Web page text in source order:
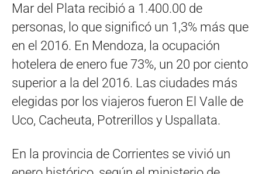
Mar del Plata recibió a 1.400.00 de
personas, lo que significó un 1,3% más que
en el 2016. En Mendoza, la ocupación
hotelera de enero fue 73%, un 20 por ciento
superior a la del 2016. Las ciudades más
elegidas por los viajeros fueron El Valle de
Uco, Cacheuta, Potrerillos y Uspallata.
En la provincia de Corrientes se vivió un